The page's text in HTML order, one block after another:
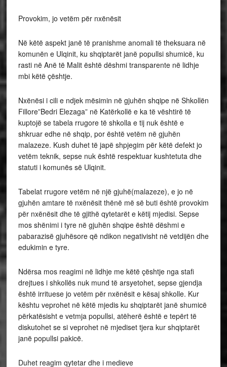
Provokim, jo vetëm për nxënësit
Në këtë aspekt janë të pranishme anomali të theksuara në
komunën e Ulqinit, ku shqiptarët janë popullsi shumicë, ku
rasti në Anë të Malit është dëshmi transparente në lidhje
mbi këtë çështje.
Nxënësi i cili e ndjek mësimin në gjuhën shqipe në Shkollën
Fillore”Bedri Elezaga” në Katërkollë e ka të vështirë të
kuptojë se tabela rrugore të shkolla e tij nuk është e
shkruar edhe në shqip, por është vetëm në gjuhën
malazeze. Kush duhet të japë shpjegim për këtë defekt jo
vetëm teknik, sepse nuk është respektuar kushtetuta dhe
statuti i komunës së Ulqinit.
Tabelat rrugore vetëm në një gjuhë(malazeze), e jo në
gjuhën amtare të nxënësit thënë më së buti është provokim
për nxënësit dhe të gjithë qytetarët e këtij mjedisi. Sepse
mos shënimi i tyre në gjuhën shqipe është dëshmi e
pabarazisë gjuhësore që ndikon negativisht në vetdijën dhe
edukimin e tyre.
Ndërsa mos reagimi në lidhje me këtë çështje nga stafi
drejtues i shkollës nuk mund të arsyetohet, sepse gjendja
është irrituese jo vetëm për nxënësit e kësaj shkolle. Kur
kështu veprohet në këtë mjedis ku shqiptarët janë shumicë
përkatësisht e vetmja popullsi, atëherë është e tepërt të
diskutohet se si veprohet në mjediset tjera kur shqiptarët
janë popullsi pakicë.
Duhet reagim qytetar dhe i medieve